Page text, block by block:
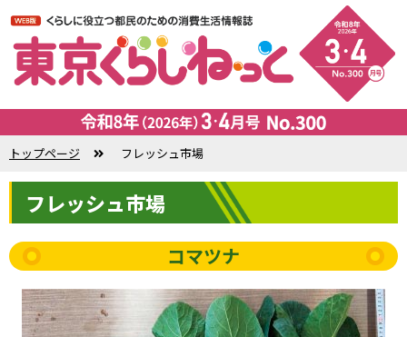
トップページ フレッシュ市場
フレッシュ市場
コマツナ